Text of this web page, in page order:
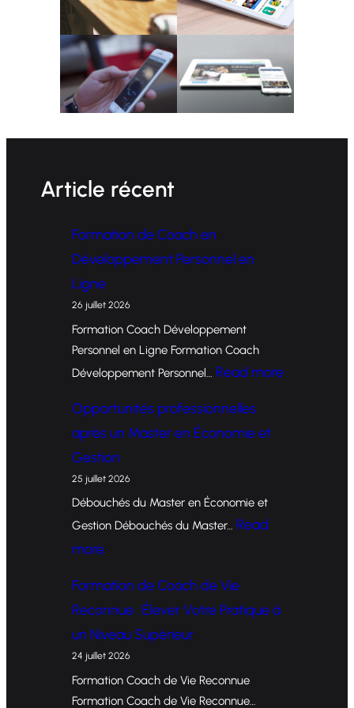
Article récent
Formation de Coach en
Développement Personnel en
Ligne
26 juillet 2026
Formation Coach Développement
Personnel en Ligne Formation Coach
Développement Personnel… Read more:
Opportunités professionnelles
après un Master en Économie et
Gestion
25 juillet 2026
Débouchés du Master en Économie et
Gestion Débouchés du Master… Read
more:
t
Formation de Coach de Vie
Reconnue : Élever Votre Pratique à
un Niveau Supérieur
24 juillet 2026
Formation Coach de Vie Reconnue
Formation Coach de Vie Reconnue…